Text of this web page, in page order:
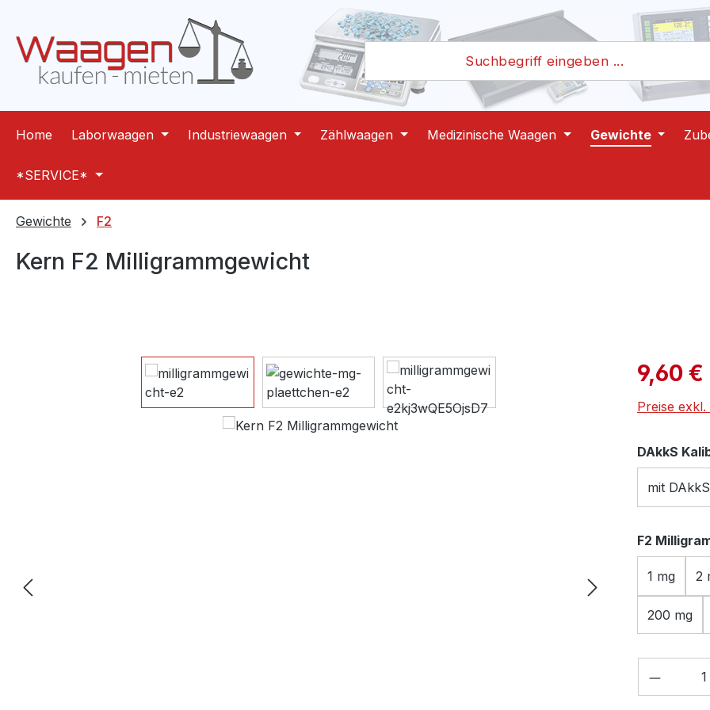
Zur Hauptnavigation springen
Home Laborwaagen Industriewaagen Zählwaagen Medizinische Waagen Gewichte
*SERVICE*
Gewichte F2
Kern F2 Milligrammgewicht
Bildergalerie überspringen 9,60 €
Preise
DAkkS
mit DAkkS
F2
1 mg 2
200 mg